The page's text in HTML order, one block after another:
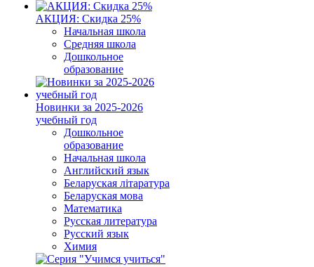
АКЦИЯ: Скидка 25%
Начальная школа
Средняя школа
Дошкольное
образование
Новинки за 2025-2026
учебный год
Дошкольное
образование
Начальная школа
Английский язык
Беларуская літаратура
Беларуская мова
Математика
Русская литература
Русский язык
Химия